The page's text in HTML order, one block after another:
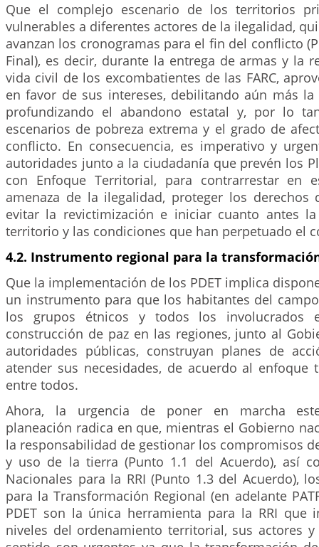
Que el complejo escenario de los territorios
vulnerables a diferentes actores de la ilegalidad,
avanzan los cronogramas para el fin del conflicto
Final), es decir, durante la entrega de armas y la
vida civil de los excombatientes de las FARC,
en favor de sus intereses, debilitando aún más
profundizando el abandono estatal y, por lo
escenarios de pobreza extrema y el grado de
conflicto. En consecuencia, es imperativo y
autoridades junto a la ciudadanía que prevén los
con Enfoque Territorial, para contrarrestar en
amenaza de la ilegalidad, proteger los derechos
evitar la revictimización e iniciar cuanto antes
territorio y las condiciones que han perpetuado el
4.2. Instrumento regional para la
Que la implementación de los PDET implica
un instrumento para que los habitantes del
los grupos étnicos y todos los involucrados
construcción de paz en las regiones, junto al
autoridades públicas, construyan planes de
atender sus necesidades, de acuerdo al enfoque
entre todos.
Ahora, la urgencia de poner en marcha
planeación radica en que, mientras el Gobierno
la responsabilidad de gestionar los compromisos
y uso de la tierra (Punto 1.1 del Acuerdo), así
Nacionales para la RRI (Punto 1.3 del Acuerdo),
para la Transformación Regional (en adelante
PDET son la única herramienta para la RRI que
niveles del ordenamiento territorial, sus actores